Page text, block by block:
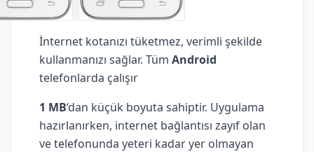
İnternet kotanızı tüketmez, verimli şekilde
kullanmanızı sağlar. Tüm Android
telefonlarda çalışır
1 MB‘dan küçük boyuta sahiptir. Uygulama
hazırlanırken, internet bağlantısı zayıf olan
ve telefonunda yeteri kadar yer olmayan